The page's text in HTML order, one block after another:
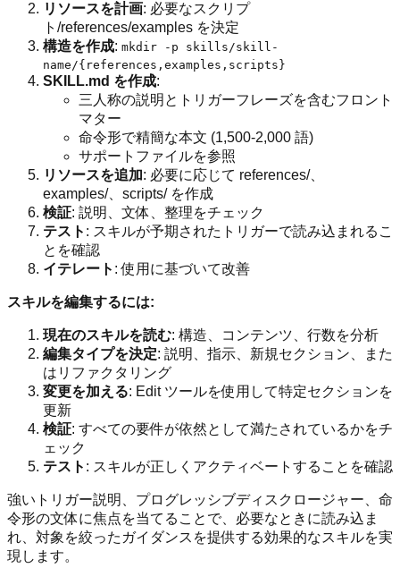
リソースを計画: 必要なスクリプ
ト/references/examples を決定
構造を作成: mkdir -p skills/skill-
name/{references,examples,scripts}
SKILL.md を作成:
三人称の説明とトリガーフレーズを含むフロント
マター
命令形で精簡な本文 (1,500-2,000 語)
サポートファイルを参照
リソースを追加: 必要に応じて references/、
examples/、scripts/ を作成
検証: 説明、文体、整理をチェック
テスト : スキルが予期されたトリガーで読み込まれるこ
とを確認
イテレート : 使用に基づいて改善
スキルを編集するには:
現在のスキルを読む: 構造、コンテンツ、行数を分析
編集タイプを決定: 説明、指示、新規セクション、また
はリファクタリング
変更を加える: Edit ツールを使用して特定セクションを
更新
検証: すべての要件が依然として満たされているかをチ
ェック
テスト : スキルが正しくアクティベートすることを確認
強いトリガー説明、プログレッシブディスクロージャー、命
令形の文体に焦点を当てることで、必要なときに読み込ま
れ、対象を絞ったガイダンスを提供する効果的なスキルを実
現します。